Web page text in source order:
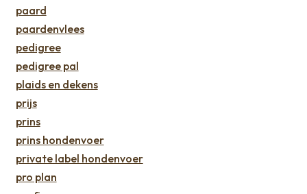
paard
paardenvlees
pedigree
pedigree pal
plaids en dekens
prijs
prins
prins hondenvoer
private label hondenvoer
pro plan